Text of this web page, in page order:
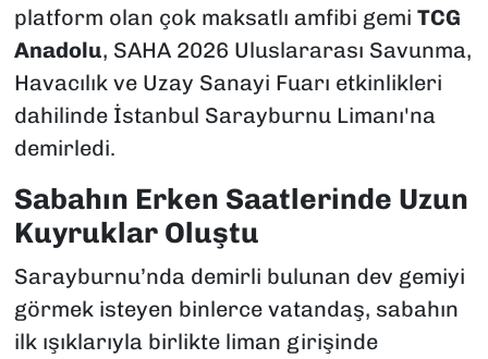
platform olan çok maksatlı amfibi gemi TCG
Anadolu, SAHA 2026 Uluslararası Savunma,
Havacılık ve Uzay Sanayi Fuarı etkinlikleri
dahilinde İstanbul Sarayburnu Limanı'na
demirledi.
Sabahın Erken Saatlerinde Uzun
Kuyruklar Oluştu
Sarayburnu’nda demirli bulunan dev gemiyi
görmek isteyen binlerce vatandaş, sabahın
ilk ışıklarıyla birlikte liman girişinde